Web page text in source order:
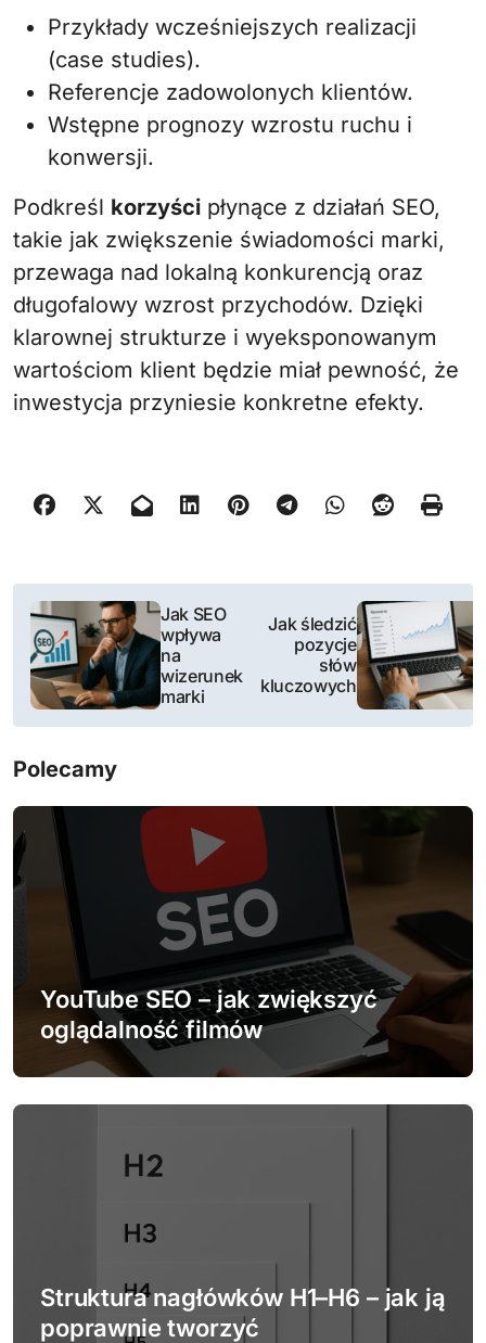
Przykłady wcześniejszych realizacji
(case studies).
Referencje zadowolonych klientów.
Wstępne prognozy wzrostu ruchu i
konwersji.
Podkreśl korzyści płynące z działań SEO,
takie jak zwiększenie świadomości marki,
przewaga nad lokalną konkurencją oraz
długofalowy wzrost przychodów. Dzięki
klarownej strukturze i wyeksponowanym
wartościom klient będzie miał pewność, że
inwestycja przyniesie konkretne efekty.
N
w
i
g
a
c
i
Jak SEO
wpływa
na
wizerunek
marki
Jak śledzić
pozycje
słów
kluczowych
Polecamy
YouTube SEO – jak zwiększyć
oglądalność filmów
Struktura nagłówków H1–H6 – jak ją
poprawnie tworzyć